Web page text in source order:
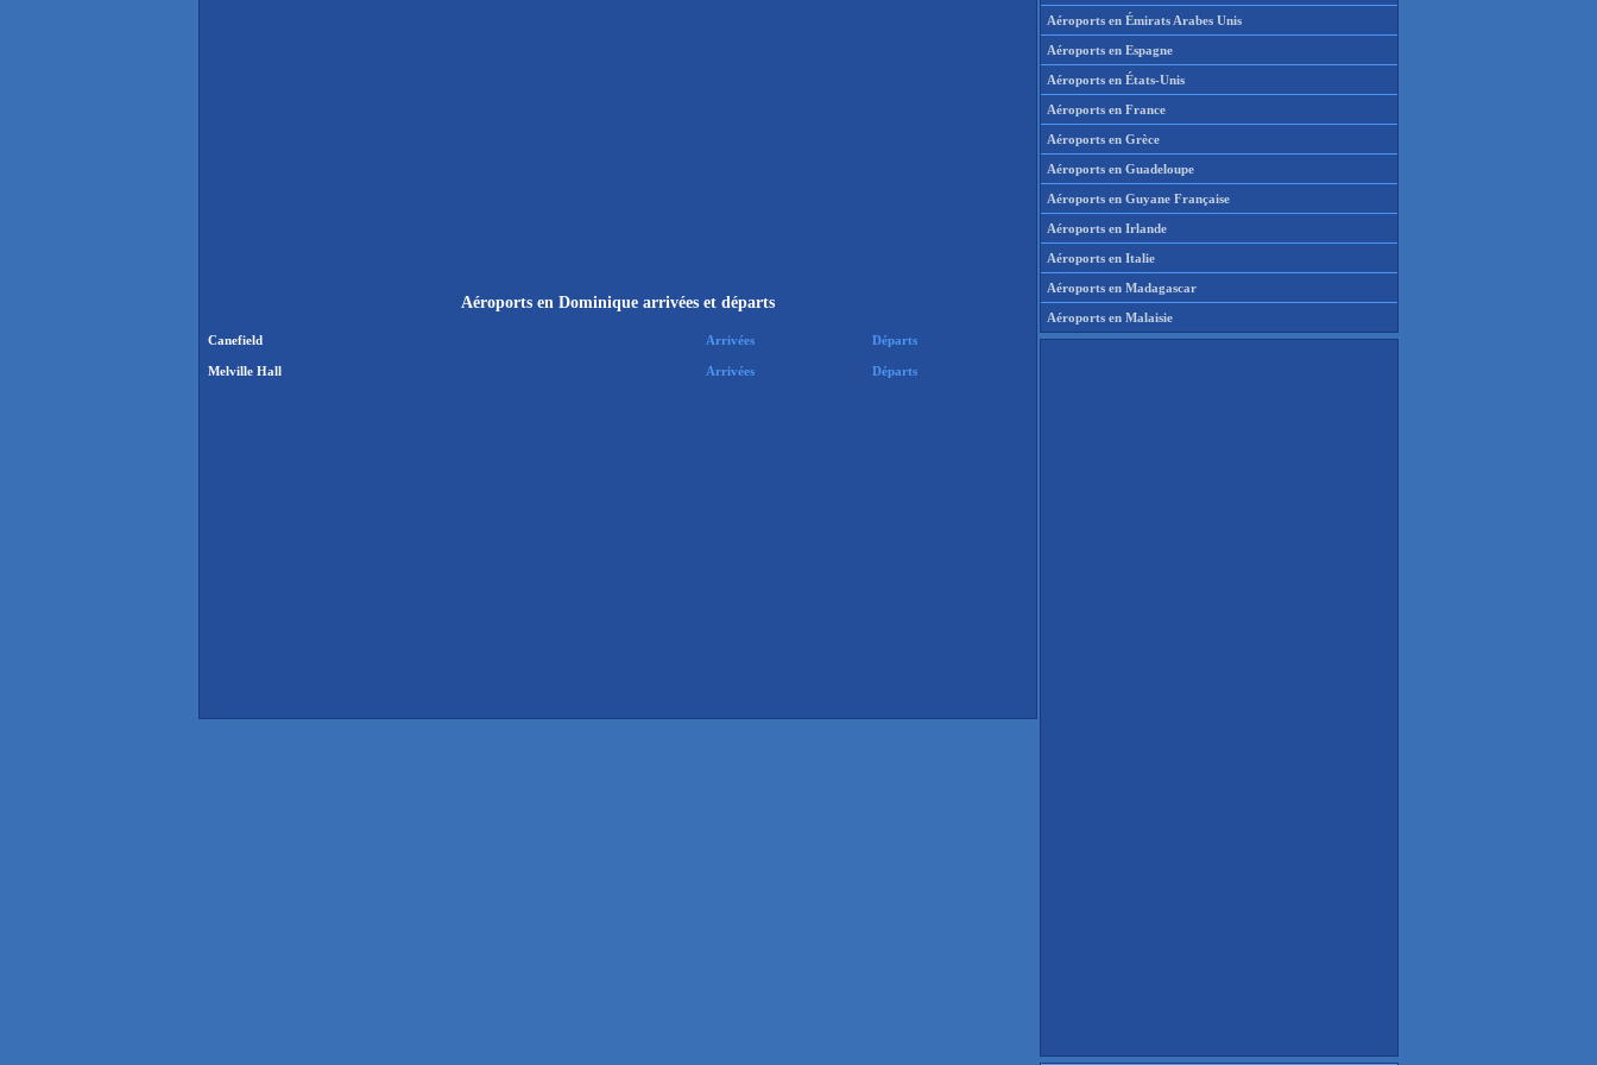
Aéroports en Dominique arrivées et départs
Canefield Arrivées Départs
Melville Hall Arrivées Départs
Aéroports en Émirats Arabes Unis
Aéroports en Espagne
Aéroports en États-Unis
Aéroports en France
Aéroports en Grèce
Aéroports en Guadeloupe
Aéroports en Guyane Française
Aéroports en Irlande
Aéroports en Italie
Aéroports en Madagascar
Aéroports en Malaisie